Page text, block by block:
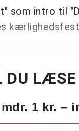
som intro til
DU LÆSE
1 kr. –